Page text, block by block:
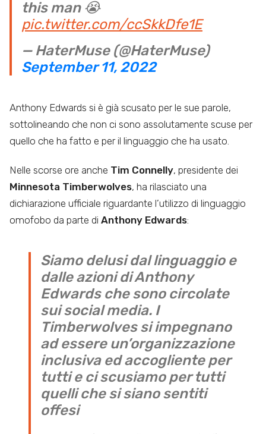
this man 😭
pic.twitter.com/ccSkkDfe1E
— HaterMuse (@HaterMuse)
September 11, 2022
Anthony Edwards si è già scusato per le sue parole,
sottolineando che non ci sono assolutamente scuse per
quello che ha fatto e per il linguaggio che ha usato.
Nelle scorse ore anche Tim Connelly, presidente dei
Minnesota Timberwolves, ha rilasciato una
dichiarazione ufficiale riguardante l’utilizzo di linguaggio
omofobo da parte di Anthony Edwards:
Siamo delusi dal linguaggio e
dalle azioni di Anthony
Edwards che sono circolate
sui social media. I
Timberwolves si impegnano
ad essere un’organizzazione
inclusiva ed accogliente per
tutti e ci scusiamo per tutti
quelli che si siano sentiti
offesi